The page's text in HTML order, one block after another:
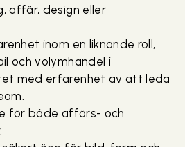
affär, design eller
inom en liknande roll,
och volymhandel i
med erfarenhet av att leda
för både affärs- och